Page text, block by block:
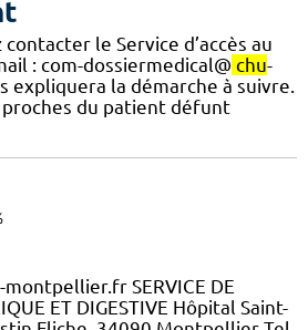
le Service d’accès au
: com-dossiermedical@ chu-
expliquera la démarche à suivre.
proches du patient défunt
-montpellier.fr SERVICE DE
ET DIGESTIVE Hôpital Saint-